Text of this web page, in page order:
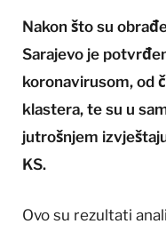
Nakon što su
Sarajevo je
koronavirusom, od
klastera, te su u
jutrošnjem
KS.
Ovo su rezultati